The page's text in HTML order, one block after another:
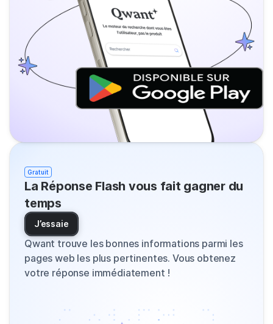
Gratuit
La Réponse Flash vous fait gagner du
temps
J’essaie
Qwant trouve les bonnes informations parmi les
pages web les plus pertinentes. Vous obtenez
votre réponse immédiatement !